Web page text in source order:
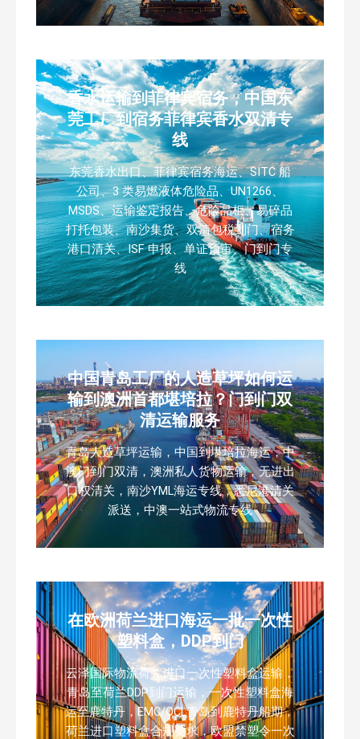
香水运输到菲律宾宿务，中国东
莞工厂到宿务菲律宾香水双清专
线
东莞香水出口、菲律宾宿务海运、SITC 船
公司、3 类易燃液体危险品、UN1266、
MSDS、运输鉴定报告、危险品柜、易碎品
打托包装、南沙集货、双清包税到门、宿务
港口清关、ISF 申报、单证预审、门到门专
线
中国青岛工厂的人造草坪如何运
输到澳洲首都堪培拉？门到门双
清运输服务
青岛人造草坪运输，中国到堪培拉海运，中
澳门到门双清，澳洲私人货物运输，无进出
口权清关，南沙YML海运专线，悉尼港清关
派送，中澳一站式物流专线
在欧洲荷兰进口海运一批一次性
塑料盒，DDP到门
云泽国际物流荷兰进口一次性塑料盒运输，
青岛至荷兰DDP到门运输，一次性塑料盒海
运至鹿特丹，EMC/OCL青岛到鹿特丹船期，
荷兰进口塑料盒合规要求，欧盟禁塑令一次